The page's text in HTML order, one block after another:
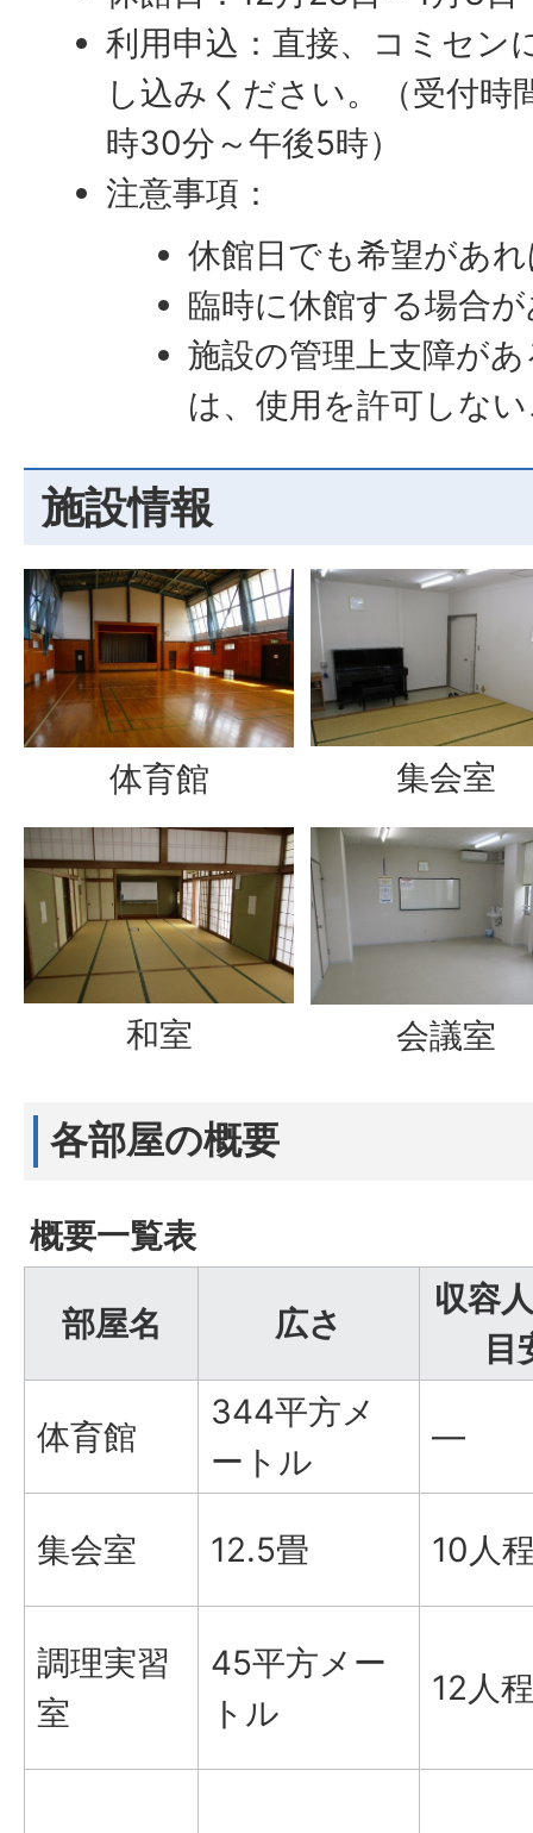
利用申込：直接、コミセン
し込みください。（受付時
時30分～午後5時）
注意事項：
休館日でも希望があ
臨時に休館する場合
施設の管理上支障が
は、使用を許可しな
施設情報
体育館 集会室
和室 会議室
各部屋の概要
概要一覧表
部屋名 広さ
収容
目
体育館
344平方メ
ートル
―
集会室 12.5畳 10人
調理実習
室
45平方メー
トル
12人